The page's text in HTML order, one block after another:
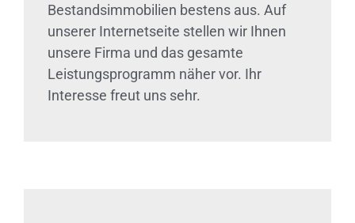
Bestandsimmobilien bestens aus. Auf
unserer Internetseite stellen wir Ihnen
unsere Firma und das gesamte
Leistungsprogramm näher vor. Ihr
Interesse freut uns sehr.